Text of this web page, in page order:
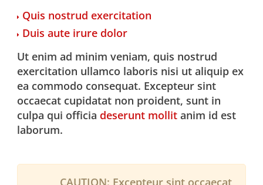
Quis nostrud exercitation
Duis aute irure dolor
Ut enim ad minim veniam, quis nostrud
exercitation ullamco laboris nisi ut aliquip ex
ea commodo consequat. Excepteur sint
occaecat cupidatat non proident, sunt in
culpa qui officia deserunt mollit anim id est
laborum.